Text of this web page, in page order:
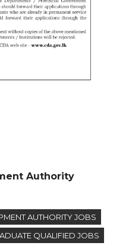
Authority
AUTHORITY JOBS
QUALIFIED JOBS